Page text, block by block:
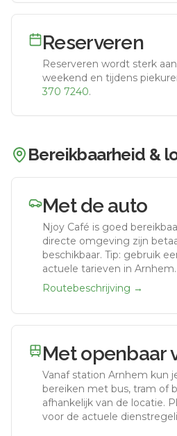
Reserveren
Reserveren wordt sterk
weekend en tijdens
370 7240.
Bereikbaarheid &
Met de auto
Njoy Café is goed
directe omgeving zijn
beschikbaar. Tip: gebruik
actuele tarieven in Arnhem.
Routebeschrijving →
Met openbaar
Vanaf station Arnhem kun
bereiken met bus, tram of
afhankelijk van de locatie.
voor de actuele